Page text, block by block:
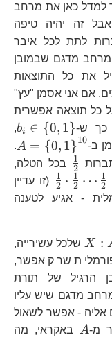
למדל כאן את מרחב
זה יהיה טיפה
לתת לכל איבר
מדגם שבמובן
את כל התוצאות
הטלת מטבע הוגן 10 פעמים. אם אני אסמן "עץ"
לחשוב על כל תוצאה אפשרית
כך ש- bi ∈ {0, 1}
,
ב-
A = {0, 1}10
.
2
1
בכל הטלה,
2
1 ⋅ 2
1 ⋯ 2
1
(זו עדיין
- אגיע לטענה
X :
שלכל עשירייה,
שרק אפשר,
הרגיל של תורת
מדגם שיש עליו
אליה - אפשר לשאול
מ-A באקראי, מה